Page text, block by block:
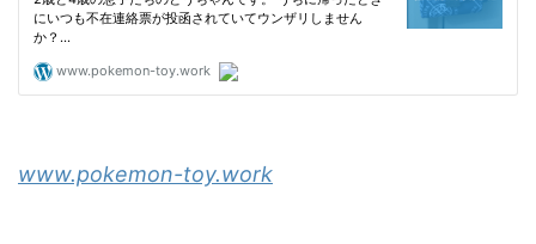
www.pokemon-toy.work